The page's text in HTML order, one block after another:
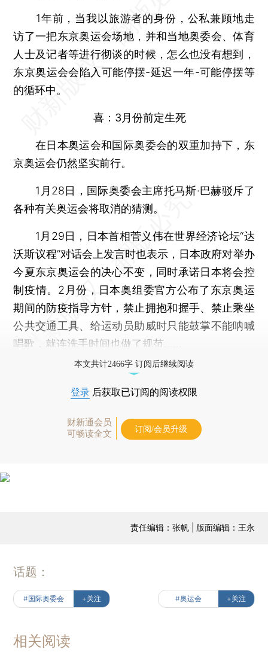
1年前，当我以旅游者的身份，公私兼顾地走
访了一把东京奥运会场地，并和当地奥委会、体育
人士及记者等进行彻谈的时候，怎么也没有想到，
东京奥运会会陷入可能停摆-延迟一年-可能停摆等
的循环中。
喜：3月份前定生死
在日本奥运会和国际奥委会的双重加持下，东
京奥运会仍然坚实前行。
1月28日，国际奥委会主席托马斯·巴赫驳斥了
各种有关奥运会将取消的猜测。
1月29日，日本首相菅义伟在世界经济论坛“达
沃斯议程”对话会上发言时也表示，日本政府对举办
今夏东京奥运会的决心不变，同时承诺日本将会控
制疫情。2月份，日本奥组委官方公布了东京奥运
期间的防疫指导方针，禁止拥抱和握手、禁止乘坐
公共交通工具、给运动员助威时只能鼓掌不能呐喊
唱歌，就连洗手时间也做了规范……
本文共计2466字 订阅后继续阅读
登录 后获取已订阅的阅读权限
财新通会员
可畅读全文
订阅/会员升级
责任编辑：张帆 | 版面编辑：王永
话题：
#国际奥委会 +关注 #奥运会 +关注
相关阅读